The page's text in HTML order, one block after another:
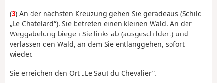
(3) An der nächsten Kreuzung gehen Sie geradeaus (Schild
„Le Chatelard“). Sie betreten einen kleinen Wald. An der
Weggabelung biegen Sie links ab (ausgeschildert) und
verlassen den Wald, an dem Sie entlanggehen, sofort
wieder.
Sie erreichen den Ort „Le Saut du Chevalier”.